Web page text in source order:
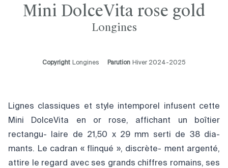
Mini DolceVita rose gold
Longines
Copyright Longines Parution Hiver 2024-2025
Lignes classiques et style intemporel infusent cette
Mini DolceVita en or rose, affichant un boîtier
rectangu- laire de 21,50 x 29 mm serti de 38 dia-
mants. Le cadran « flinqué », discrète- ment argenté,
attire le regard avec ses grands chiffres romains, ses